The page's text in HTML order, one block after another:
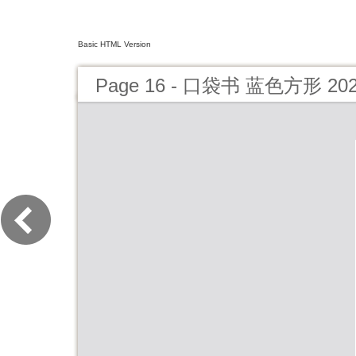
Basic HTML Version
Page 16 - 口袋书 蓝色方形